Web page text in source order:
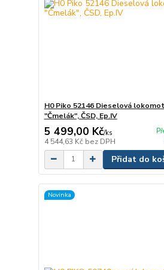
H0 Piko 52146 Dieselová
"Čmelák", ČSD, Ep.IV
5 499,00 Kč/ks
4 544,63 Kč bez DPH
Přidat do
Novinka